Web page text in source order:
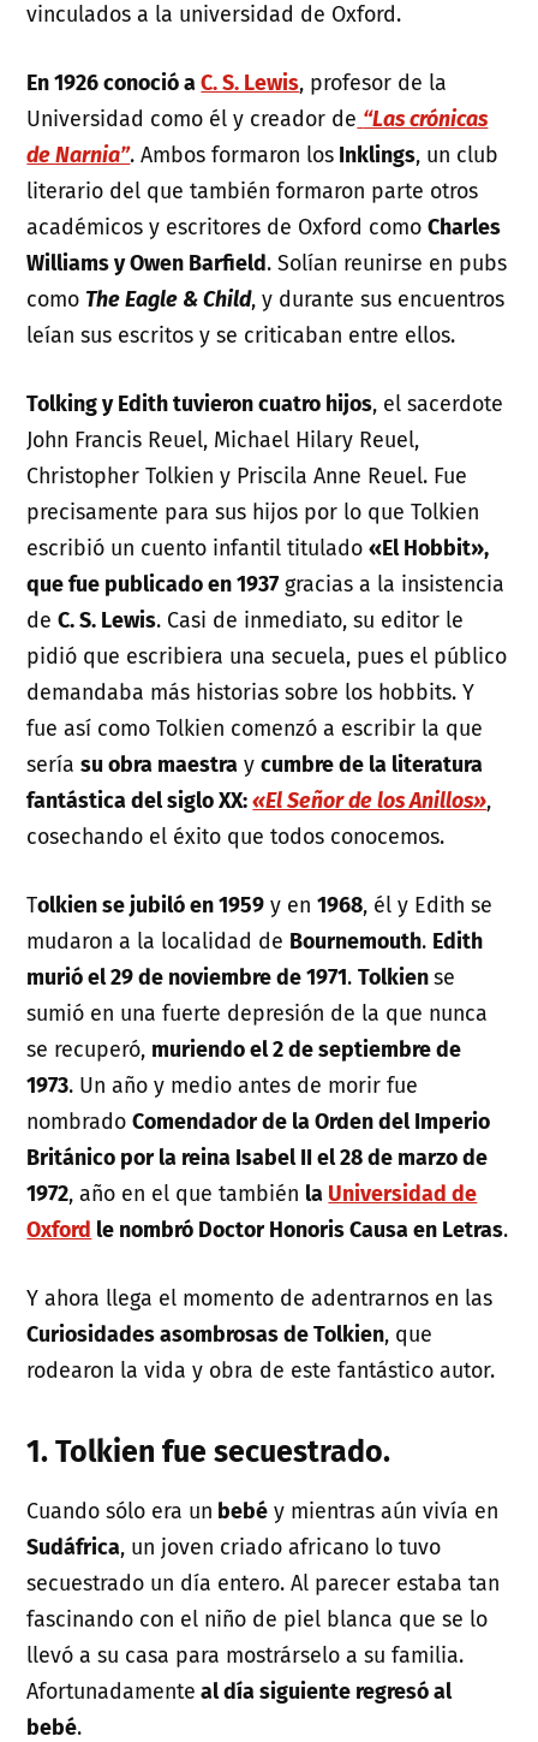
vinculados a la universidad de Oxford.
En 1926 conoció aC. S. Lewis, profesor de la
Universidad como él y creador de “Las crónicas
de Narnia”. Ambos formaron los Inklings, un club
literario del que también formaron parte otros
académicos y escritores de Oxford comoCharles
Williams y Owen Barfield. Solían reunirse en pubs
como The Eagle & Child, y durante sus encuentros
leían sus escritos y se criticaban entre ellos.
Tolking y Edith tuvieron cuatro hijos, el sacerdote
John Francis Reuel, Michael Hilary Reuel,
Christopher Tolkien y Priscila Anne Reuel. Fue
precisamente para sus hijos por lo que Tolkien
escribió un cuento infantil titulado«El Hobbit»,
que fue publicado en 1937 gracias a la insistencia
deC. S. Lewis. Casi de inmediato, su editor le
pidió que escribiera una secuela, pues el público
demandaba más historias sobre los hobbits. Y
fue así como Tolkien comenzó a escribir la que
seríasu obra maestra ycumbre de la literatura
fantástica del siglo XX:«El Señor de los Anillos»,
cosechando el éxito que todos conocemos.
Tolkien se jubiló en 1959 y en1968, él y Edith se
mudaron a la localidad de Bournemouth. Edith
murió el 29 de noviembre de 1971.Tolkiense
sumió en una fuerte depresión de la que nunca
se recuperó, muriendo el 2 de septiembre de
1973. Un año y medio antes de morir fue
nombradoComendador de la Orden del Imperio
Británico por la reina Isabel II el 28 de marzo de
1972, año en el que también la Universidad de
Oxford le nombró Doctor Honoris Causa en Letras.
Y ahora llega el momento de adentrarnos en las
Curiosidades asombrosas de Tolkien, que
rodearon la vida y obra de este fantástico autor.
1. Tolkien fue secuestrado.
Cuando sólo era un bebé y mientras aún vivía en
Sudáfrica, un joven criado africano lo tuvo
secuestrado un día entero. Al parecer estaba tan
fascinando con el niño de piel blanca que se lo
llevó a su casa para mostrárselo a su familia.
Afortunadamente al día siguiente regresó al
bebé.